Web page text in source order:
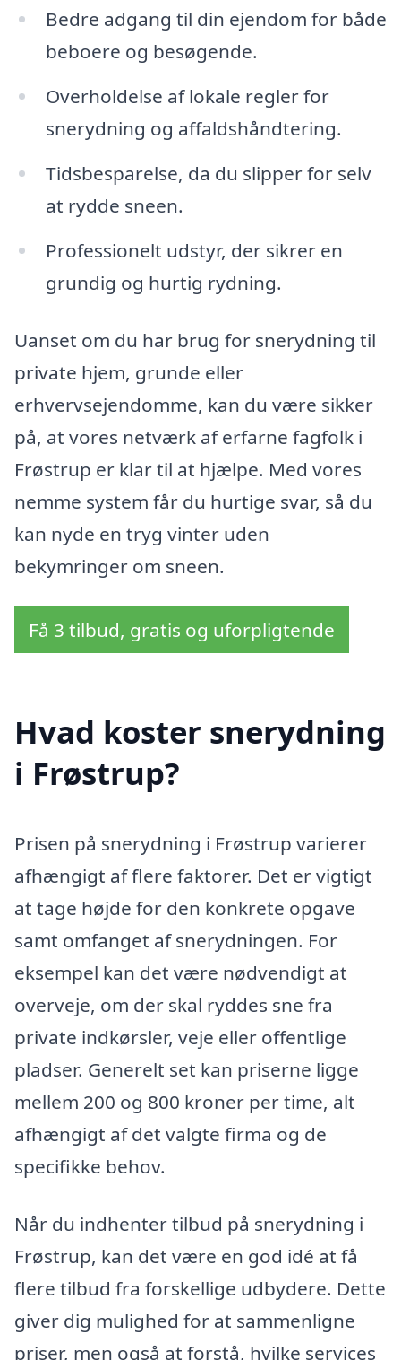
Bedre adgang til din ejendom for både
beboere og besøgende.
Overholdelse af lokale regler for
snerydning og affaldshåndtering.
Tidsbesparelse, da du slipper for selv
at rydde sneen.
Professionelt udstyr, der sikrer en
grundig og hurtig rydning.
Uanset om du har brug for snerydning til
private hjem, grunde eller
erhvervsejendomme, kan du være sikker
på, at vores netværk af erfarne fagfolk i
Frøstrup er klar til at hjælpe. Med vores
nemme system får du hurtige svar, så du
kan nyde en tryg vinter uden
bekymringer om sneen.
Få 3 tilbud, gratis og uforpligtende
Hvad koster snerydning
i Frøstrup?
Prisen på snerydning i Frøstrup varierer
afhængigt af flere faktorer. Det er vigtigt
at tage højde for den konkrete opgave
samt omfanget af snerydningen. For
eksempel kan det være nødvendigt at
overveje, om der skal ryddes sne fra
private indkørsler, veje eller offentlige
pladser. Generelt set kan priserne ligge
mellem 200 og 800 kroner per time, alt
afhængigt af det valgte firma og de
specifikke behov.
Når du indhenter tilbud på snerydning i
Frøstrup, kan det være en god idé at få
flere tilbud fra forskellige udbydere. Dette
giver dig mulighed for at sammenligne
priser, men også at forstå, hvilke services